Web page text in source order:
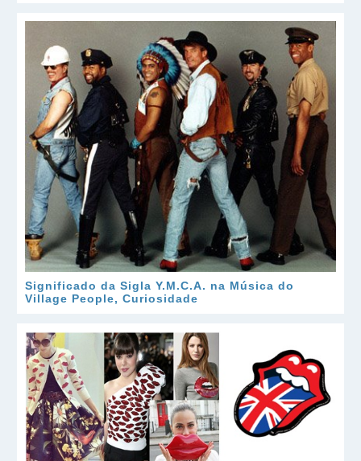
Significado da Sigla Y.M.C.A. na Música do
Village People, Curiosidade